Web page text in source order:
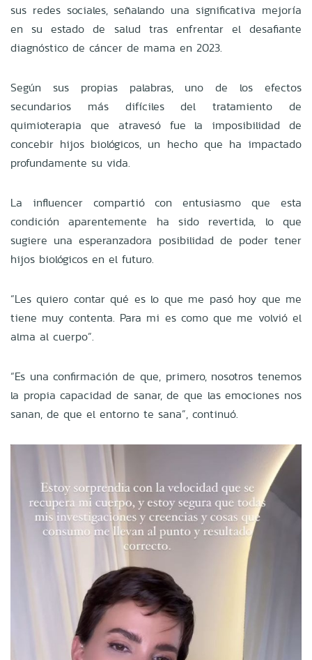
sus redes sociales, señalando una significativa mejoría
en su estado de salud tras enfrentar el desafiante
diagnóstico de cáncer de mama en 2023.
Según sus propias palabras, uno de los efectos
secundarios más difíciles del tratamiento de
quimioterapia que atravesó fue la imposibilidad de
concebir hijos biológicos, un hecho que ha impactado
profundamente su vida.
La influencer compartió con entusiasmo que esta
condición aparentemente ha sido revertida, lo que
sugiere una esperanzadora posibilidad de poder tener
hijos biológicos en el futuro.
“Les quiero contar qué es lo que me pasó hoy que me
tiene muy contenta. Para mi es como que me volvió el
alma al cuerpo”.
“Es una confirmación de que, primero, nosotros tenemos
la propia capacidad de sanar, de que las emociones nos
sanan, de que el entorno te sana”, continuó.